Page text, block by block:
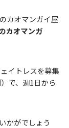
カオマンガイ屋
カオマンガ
イトレスを募集
で、週1日から
かがでしょう